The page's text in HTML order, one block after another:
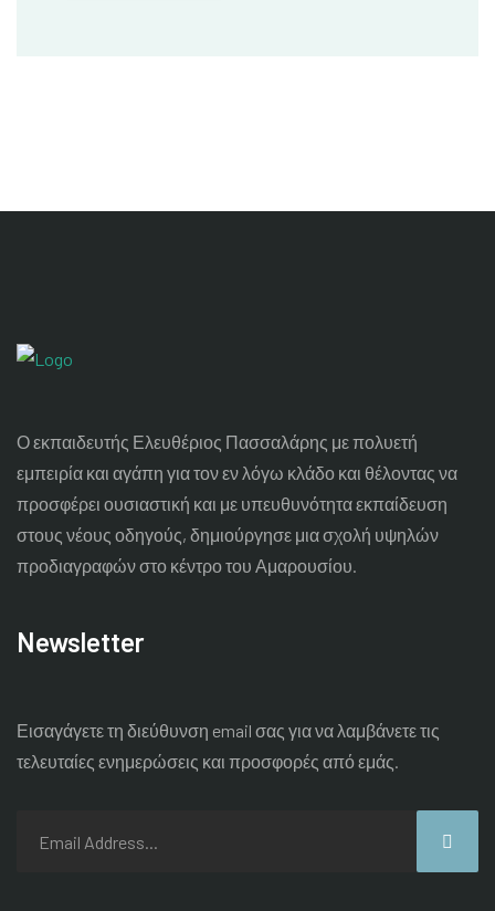
Ο εκπαιδευτής Ελευθέριος Πασσαλάρης με πολυετή
εμπειρία και αγάπη για τον εν λόγω κλάδο και θέλοντας να
προσφέρει ουσιαστική και με υπευθυνότητα εκπαίδευση
στους νέους οδηγούς, δημιούργησε μια σχολή υψηλών
προδιαγραφών στο κέντρο του Αμαρουσίου.
Newsletter
Εισαγάγετε τη διεύθυνση email σας για να λαμβάνετε τις
τελευταίες ενημερώσεις και προσφορές από εμάς.